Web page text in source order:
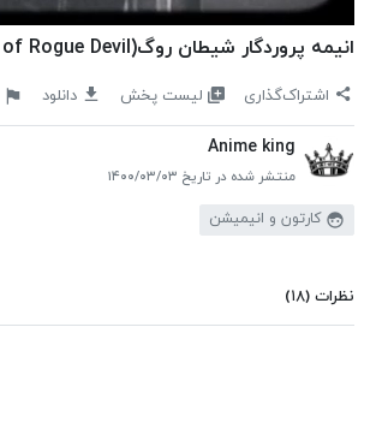
انیمه پروردگار شیطان روگ(The Lord of Rogue Devil) قسمت1 زیرنویس فارسی
اشتراک‌گذاری لیست پخش دانلود
Anime king
منتشر شده در تاریخ ۱۴۰۰/۰۳/۰۳
کارتون و انیمیشن
نظرات (۱۸)